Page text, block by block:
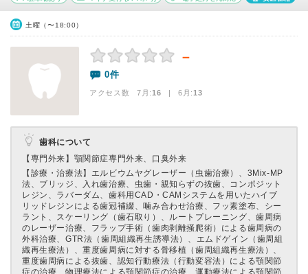
土曜（〜18:00）
－
0件
アクセス数 7月:16 | 6月:13
歯科について
【専門外来】 顎関節症専門外来、口臭外来
【診療・治療法】 エルビウムヤグレーザー（虫歯治療）、3Mix-MP
法、ブリッジ、入れ歯治療、虫歯・親知らずの抜歯、コンポジット
レジン、ラバーダム、歯科用CAD・CAMシステムを用いたハイブ
リッドレジンによる歯冠補綴、噛み合わせ治療、フッ素塗布、シー
ラント、スケーリング（歯石取り）、ルートプレーニング、歯周病
のレーザー治療、フラップ手術（歯肉剥離掻爬術）による歯周病の
外科治療、GTR法（歯周組織再生誘導法）、エムドゲイン（歯周組
織再生療法）、重度歯周病に対する骨移植（歯周組織再生療法）、
重度歯周病による抜歯、認知行動療法（行動変容法）による顎関節
症の治療、物理療法による顎関節症の治療、運動療法による顎関節